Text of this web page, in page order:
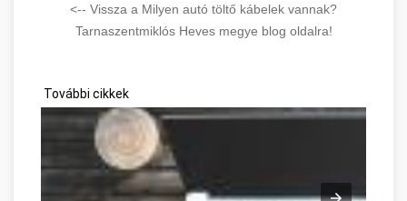
<-- Vissza a Milyen autó töltő kábelek vannak?
Tarnaszentmiklós Heves megye blog oldalra!
További cikkek